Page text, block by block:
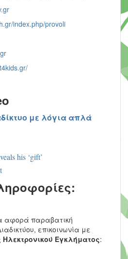
index.php/provoli
με λόγια απλά
his ‘gift’
αφορά παραβατική
επικοινωνία με
Ηλεκτρονικού Εγκλήματος: